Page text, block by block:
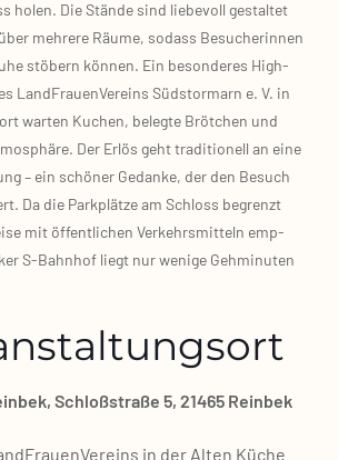
holen. Die Stän­de sind lie­be­voll gestal­tet
meh­re­re Räu­me, sodass Besu­che­rin­nen
stö­bern kön­nen. Ein beson­de­res High­
Land­Frau­en­Ver­eins Süd­stor­marn e. V. in
war­ten Kuchen, beleg­te Bröt­chen und
Der Erlös geht tra­di­tio­nell an eine
– ein schö­ner Gedan­ke, der den Besuch
Da die Park­plät­ze am Schloss begrenzt
mit öffent­li­chen Ver­kehrs­mit­teln emp­
S‑Bahnhof liegt nur weni­ge Geh­mi­nu­ten
Schloß­stra­ße 5, 21465 Rein­bek
in der Alten Küche